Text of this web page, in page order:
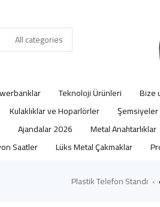
Bize
Teknoloji Ürünleri
Şemsiyeler
Kulaklıklar ve Hoparlörler
Metal Anahtarlıklar
2026 Ajandalar
Lüks Metal Çakmaklar
Saatler
›
Plastik Telefon Standı